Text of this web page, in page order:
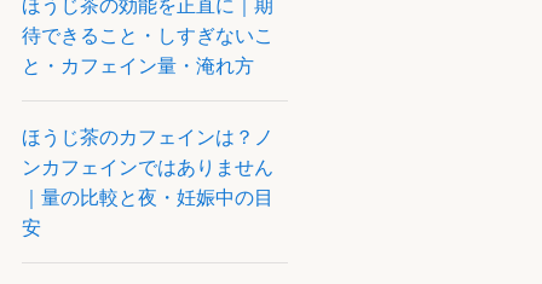
ほうじ茶の効能を正直に｜期
待できること・しすぎないこ
と・カフェイン量・淹れ方
ほうじ茶のカフェインは？ノ
ンカフェインではありません
｜量の比較と夜・妊娠中の目
安